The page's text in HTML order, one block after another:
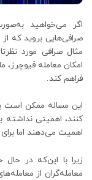
اگر می‌خواهید
صرافی‌هایی بروید که از
مثال صرافی مورد
امکان معامله فیوچرز،
فراهم کند.
این مساله ممکن است
کنند، اهمیتی نداشته
اهمیت می‌دهند اما
زیرا با این‌که در حال
معامله‌گران از